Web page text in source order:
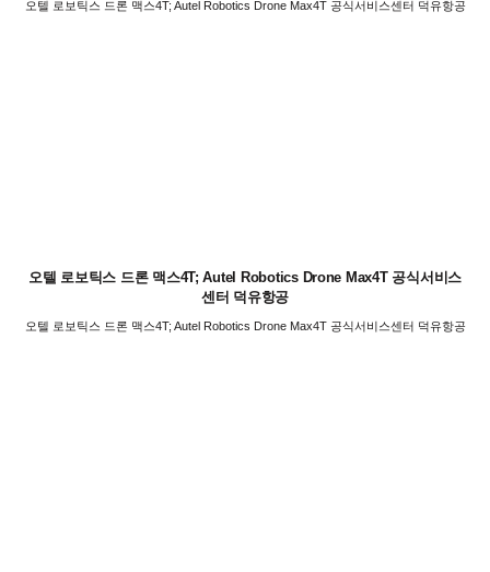
오텔 로보틱스 드론 맥스4T; Autel Robotics Drone Max4T 공식서비스센터 덕유항공
오텔 로보틱스 드론 맥스4T; Autel Robotics Drone Max4T 공식서비스
센터 덕유항공
오텔 로보틱스 드론 맥스4T; Autel Robotics Drone Max4T 공식서비스센터 덕유항공